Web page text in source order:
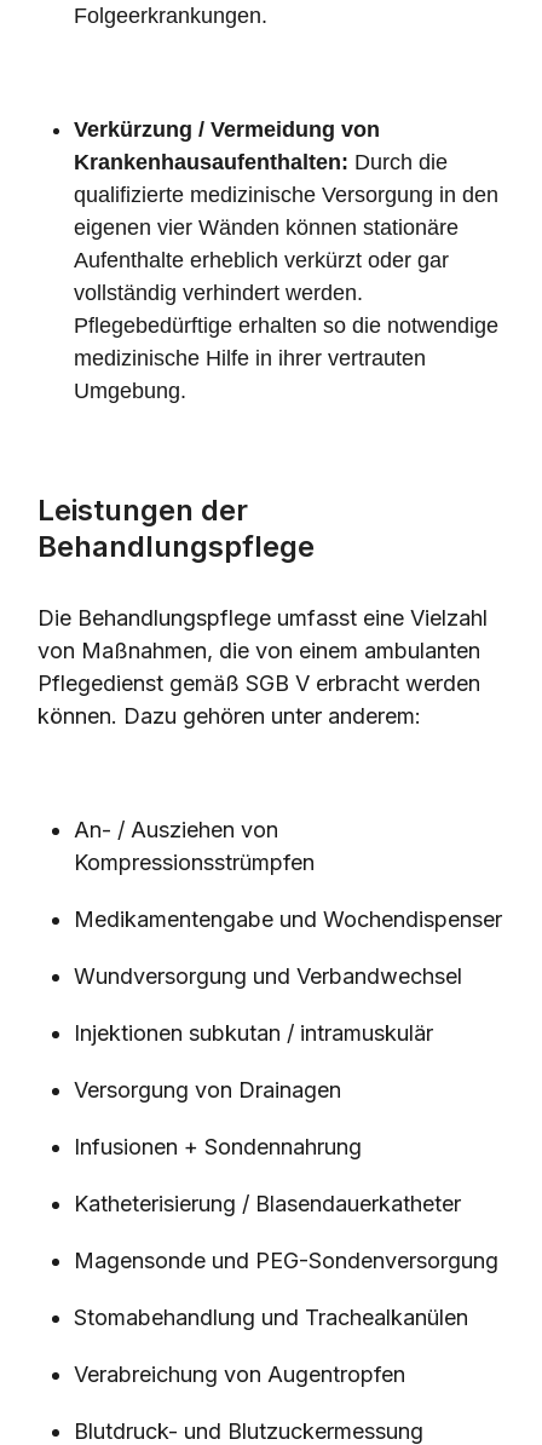
Folgeerkrankungen.
Verkürzung / Vermeidung von
Krankenhausaufenthalten: Durch die
qualifizierte medizinische Versorgung in den
eigenen vier Wänden können stationäre
Aufenthalte erheblich verkürzt oder gar
vollständig verhindert werden.
Pflegebedürftige erhalten so die notwendige
medizinische Hilfe in ihrer vertrauten
Umgebung.
Leistungen der
Behandlungspflege
Die Behandlungspflege umfasst eine Vielzahl
von Maßnahmen, die von einem ambulanten
Pflegedienst gemäß SGB V erbracht werden
können. Dazu gehören unter anderem:
An- / Ausziehen von
Kompressionsstrümpfen
Medikamentengabe und Wochendispenser
Wundversorgung und Verbandwechsel
Injektionen subkutan / intramuskulär
Versorgung von Drainagen
Infusionen + Sondennahrung
Katheterisierung / Blasendauerkatheter
Magensonde und PEG-Sondenversorgung
Stomabehandlung und Trachealkanülen
Verabreichung von Augentropfen
Blutdruck- und Blutzuckermessung